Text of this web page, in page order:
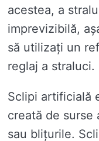
acestea, a
imprevizibilă,
să utilizați un
reglaj a straluci.
Sclipi artificială
creată de surse
sau blițurile.